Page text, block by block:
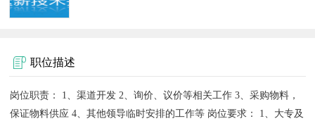
职位描述
岗位职责： 1、渠道开发 2、询价、议价等相关工作 3、采购物料，
保证物料供应 4、其他领导临时安排的工作等 岗位要求： 1、大专及